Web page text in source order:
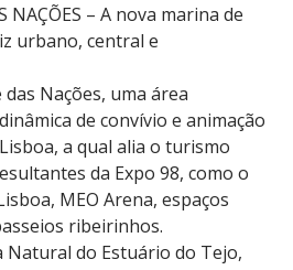
NAÇÕES – A nova marina de
urbano, central e
Nações, uma área
de convívio e animação
a qual alia o turismo
da Expo 98, como o
MEO Arena, espaços
ribeirinhos.
Natural do Estuário do Tejo,